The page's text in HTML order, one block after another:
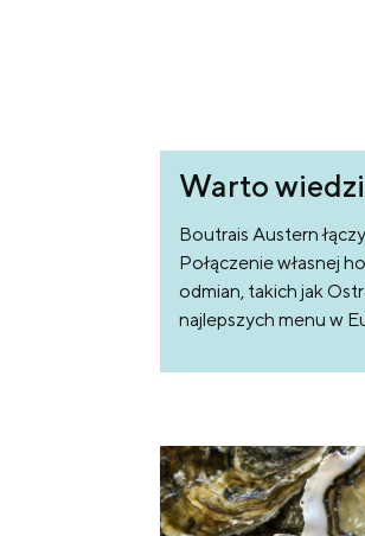
Warto
Boutrais Austern
Połączenie własnej
odmian, takich jak
najlepszych menu w